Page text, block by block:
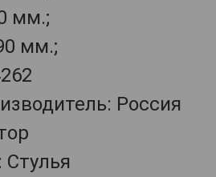
мм.;
мм.;
Россия
Стулья